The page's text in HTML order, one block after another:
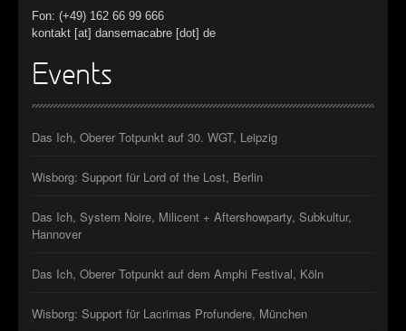
Fon: (+49) 162 66 99 666
kontakt [at] dansemacabre [dot] de
Events
Das Ich, Oberer Totpunkt auf 30. WGT, Leipzig
Wisborg: Support für Lord of the Lost, Berlin
Das Ich, System Noire, Milicent + Aftershowparty, Subkultur,
Hannover
Das Ich, Oberer Totpunkt auf dem Amphi Festival, Köln
Wisborg: Support für Lacrimas Profundere, München